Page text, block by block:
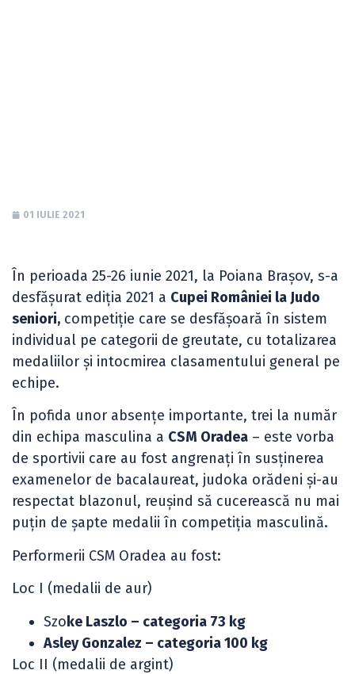
01 IULIE 2021
În perioada 25-26 iunie 2021, la Poiana Brașov, s-a
desfășurat ediția 2021 a Cupei României la Judo
seniori, competiție care se desfășoară în sistem
individual pe categorii de greutate, cu totalizarea
medaliilor și intocmirea clasamentului general pe
echipe.
În pofida unor absențe importante, trei la număr
din echipa masculina a CSM Oradea – este vorba
de sportivii care au fost angrenați în susținerea
examenelor de bacalaureat, judoka orădeni și-au
respectat blazonul, reușind să cucerească nu mai
puțin de șapte medalii în competiția masculină.
Performerii CSM Oradea au fost:
Loc I (medalii de aur)
Szoke Laszlo – categoria 73 kg
Asley Gonzalez – categoria 100 kg
Loc II (medalii de argint)